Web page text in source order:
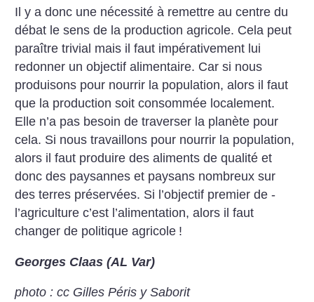
Il y a donc une nécessité à remettre au centre du
débat le sens de la production agricole. Cela peut
paraître trivial mais il faut impérativement lui
redonner un objectif alimentaire. Car si nous
produisons pour nourrir la population, alors il faut
que la production soit consommée localement.
Elle n’a pas besoin de traverser la planète pour
cela. Si nous travaillons pour nourrir la population,
alors il faut produire des aliments de qualité et
donc des paysannes et paysans nombreux sur
des terres préservées. Si l’objectif premier de ­
l’agriculture c’est l’alimentation, alors il faut
changer de politique agricole !
Georges Claas (AL Var)
photo : cc Gilles Péris y Saborit